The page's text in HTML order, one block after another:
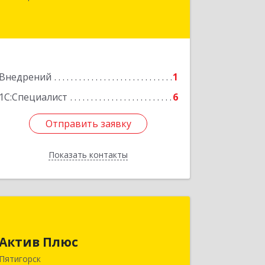
Внедрений
1
1С:Специалист
6
Отправить заявку
Показать контакты
Отправить заявку
Назад
Плюс
Пятигорск
357502, Ставропольский край,
Пятигорск г, Первая Бульварная ул,